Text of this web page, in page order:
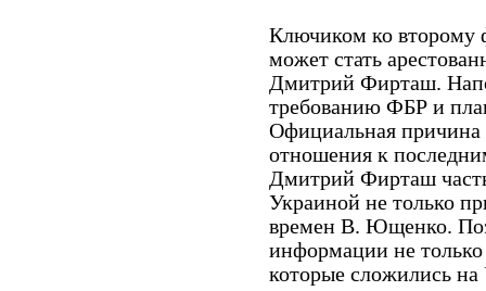
Ключиком ко второму
может стать
Дмитрий Фирташ.
требованию ФБР и
Официальная причина
отношения к
Дмитрий Фирташ
Украиной не только
времен В. Ющенко.
информации не
которые сложились